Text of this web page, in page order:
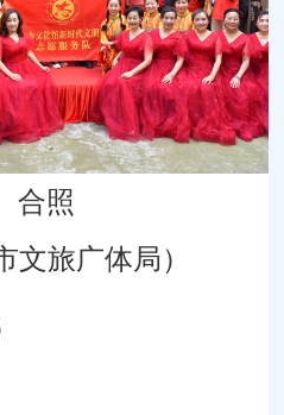
合照
旅广体局）